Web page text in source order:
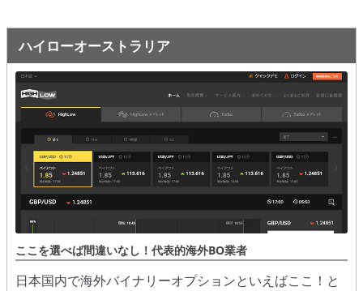
ハイローオーストラリア
ここを選べば間違いなし！代表的海外BO業者
日本国内で海外バイナリーオプションといえばここ！と